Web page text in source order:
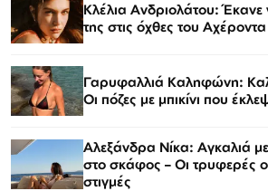
Κλέλια Ανδριολάτου: Έκανε
της στις όχθες του Αχέροντα
Γαρυφαλλιά Καληφώνη:
Οι πόζες με μπικίνι που
Αλεξάνδρα Νίκα: Αγκαλιά
στο σκάφος – Οι τρυφερές
στιγμές